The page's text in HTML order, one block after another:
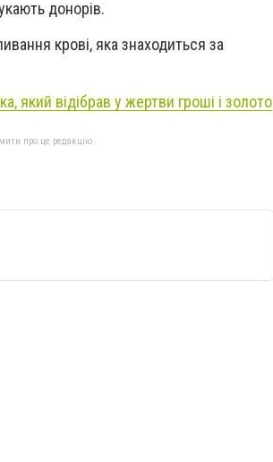
донорів.
крові, яка знаходиться за
який відібрав у жертви гроші і золото
про це редакцію